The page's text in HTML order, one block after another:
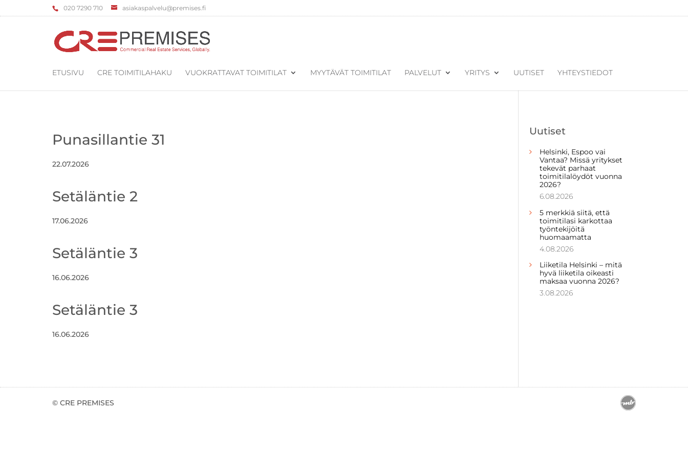
‌020 7290 710 asiakaspalvelu@premises.fi
ETUSIVU CRE TOIMITILAHAKU VUOKRATTAVAT TOIMITILAT MYYTÄVÄT TOIMITILAT PALVELUT YRITYS UUTISET YHTEYSTIEDOT
Punasillantie 31
22.07.2026
Setäläntie 2
17.06.2026
Setäläntie 3
16.06.2026
Setäläntie 3
16.06.2026
Uutiset
Helsinki, Espoo vai
Vantaa? Missä yritykset
tekevät parhaat
toimitilalöydöt vuonna
2026?
6.08.2026
5 merkkiä siitä, että
toimitilasi karkottaa
työntekijöitä
huomaamatta
4.08.2026
Liiketila Helsinki – mitä
hyvä liiketila oikeasti
maksaa vuonna 2026?
3.08.2026
© CRE PREMISES